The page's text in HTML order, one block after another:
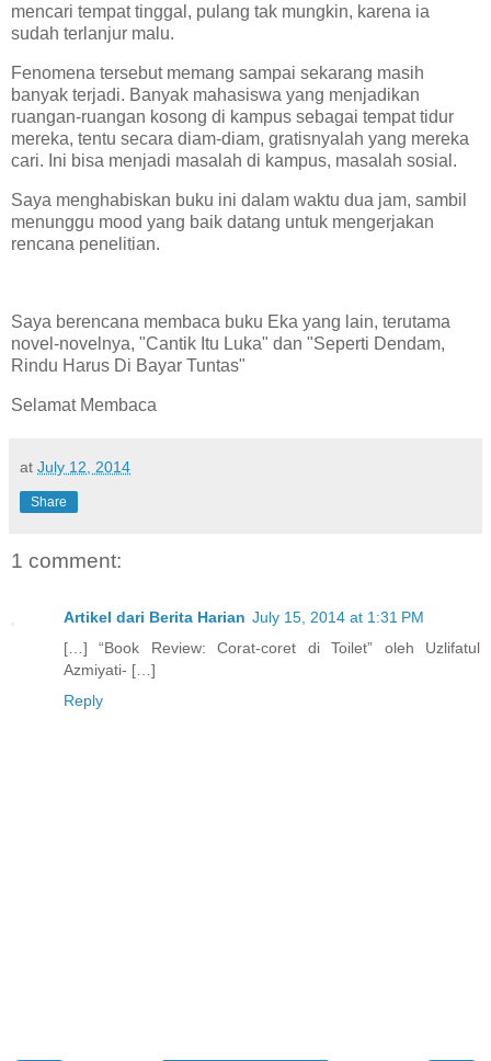
mencari tempat tinggal, pulang tak mungkin, karena ia
sudah terlanjur malu.
Fenomena tersebut memang sampai sekarang masih
banyak terjadi. Banyak mahasiswa yang menjadikan
ruangan-ruangan kosong di kampus sebagai tempat tidur
mereka, tentu secara diam-diam, gratisnyalah yang mereka
cari. Ini bisa menjadi masalah di kampus, masalah sosial.
Saya menghabiskan buku ini dalam waktu dua jam, sambil
menunggu mood yang baik datang untuk mengerjakan
rencana penelitian.
Saya berencana membaca buku Eka yang lain, terutama
novel-novelnya, "Cantik Itu Luka" dan "Seperti Dendam,
Rindu Harus Di Bayar Tuntas"
Selamat Membaca
at July 12, 2014
Share
1 comment:
Artikel dari Berita Harian July 15, 2014 at 1:31 PM
[…] “Book Review: Corat-coret di Toilet” oleh Uzlifatul
Azmiyati- […]
Reply